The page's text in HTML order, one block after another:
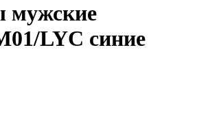
LYC синие